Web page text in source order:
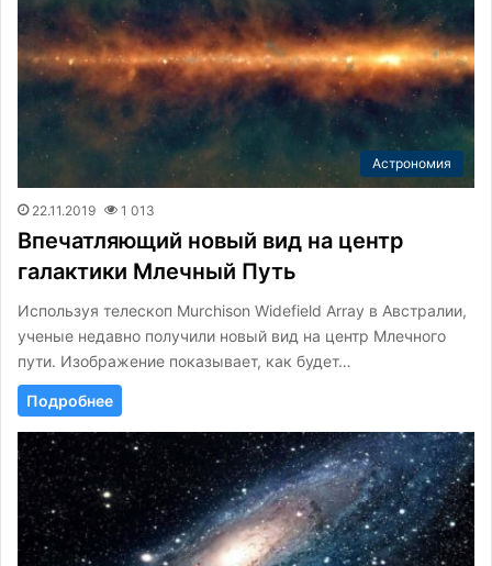
Астрономия
22.11.2019 1 013
Впечатляющий новый вид на центр
галактики Млечный Путь
Используя телескоп Murchison Widefield Array в Австралии,
ученые недавно получили новый вид на центр Млечного
пути. Изображение показывает, как будет…
Подробнее